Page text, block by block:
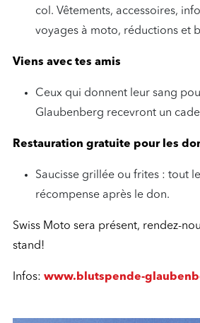
col. Vêtements, accessoires,
voyages à moto, réductions et
Viens avec tes amis
Ceux qui donnent leur sang
Glaubenberg recevront un
Restauration gratuite pour les
Saucisse grillée ou frites : tout
récompense après le don.
Swiss Moto sera présent, rendez-
stand!
Infos: www.blutspende-